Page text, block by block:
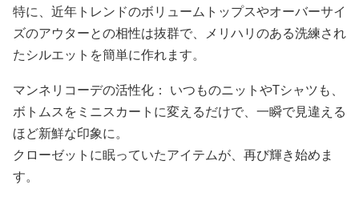
特に、近年トレンドのボリュームトップスやオーバーサイ
ズのアウターとの相性は抜群で、メリハリのある洗練され
たシルエットを簡単に作れます。
マンネリコーデの活性化： いつものニットやTシャツも、
ボトムスをミニスカートに変えるだけで、一瞬で見違える
ほど新鮮な印象に。
クローゼットに眠っていたアイテムが、再び輝き始めま
す。